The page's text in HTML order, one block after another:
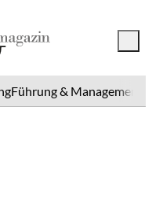
Führung & Management